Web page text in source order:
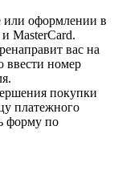
или оформлении в
MasterCard.
вас на
ввести номер
покупки
платежного
форму по